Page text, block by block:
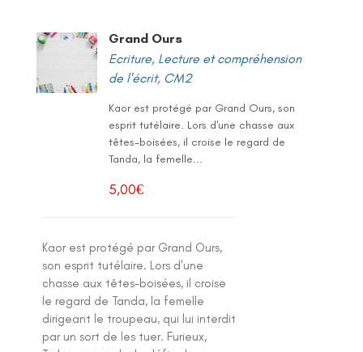
Grand Ours
Ecriture, Lecture et compréhension
de l'écrit, CM2
Kaor est protégé par Grand Ours, son
esprit tutélaire. Lors d'une chasse aux
têtes-boisées, il croise le regard de
Tanda, la femelle...
5,00€
Kaor est protégé par Grand Ours,
son esprit tutélaire. Lors d'une
chasse aux têtes-boisées, il croise
le regard de Tanda, la femelle
dirigeant le troupeau, qui lui interdit
par un sort de les tuer. Furieux,